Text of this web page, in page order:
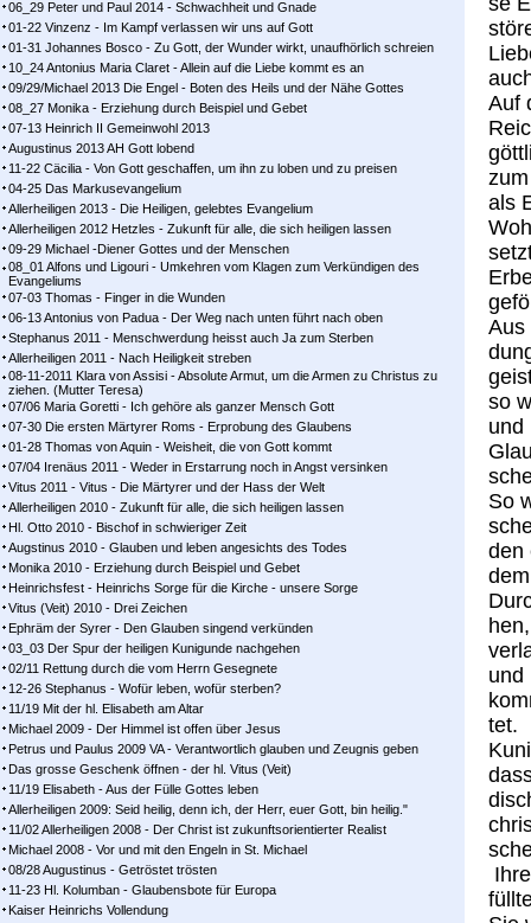
06_29 Peter und Paul 2014 - Schwachheit und Gnade
01-22 Vinzenz - Im Kampf ver­las­sen wir uns auf Gott
01-31 Johannes Bosco - Zu Gott, der Wunder wirkt, unaufhörlich schreien
10_24 Antonius Maria Claret - Allein auf die Liebe kommt es an
09/29/Michael 2013 Die Engel - Boten des Heils und der Nähe Gottes
08_27 Monika - Erziehung durch Beispiel und Gebet
07-13 Heinrich II Gemeinwohl 2013
Augustinus 2013 AH Gott lobend
11-22 Cäcilia - Von Gott geschaffen, um ihn zu loben und zu preisen
04-25 Das Markusevangelium
Allerheiligen 2013 - Die Heiligen, gelebtes Evangelium
Allerheiligen 2012 Hetzles - Zukunft für alle, die sich heiligen lassen
09-29 Michael -Diener Gottes und der Menschen
08_01 Alfons und Ligouri - Umkehren vom Klagen zum Verkündigen des
Evangeliums
07-03 Thomas - Finger in die Wunden
06-13 Antonius von Padua - Der Weg nach unten führt nach oben
Stephanus 2011 - Menschwerdung heisst auch Ja zum Sterben
Allerheiligen 2011 - Nach Heiligkeit streben
08-11-2011 Klara von Assisi - Absolute Armut, um die Armen zu Christus zu
ziehen. (Mutter Teresa)
07/06 Maria Goretti - Ich gehöre als ganzer Mensch Gott
07-30 Die ersten Märtyrer Roms - Erprobung des Glaubens
01-28 Thomas von Aquin - Weisheit, die von Gott kommt
07/04 Irenäus 2011 - Weder in Erstarrung noch in Angst versinken
Vitus 2011 - Vitus - Die Märtyrer und der Hass der Welt
Allerheiligen 2010 - Zukunft für alle, die sich heiligen lassen
Hl. Otto 2010 - Bischof in schwieriger Zeit
Augstinus 2010 - Glauben und leben angesichts des Todes
Monika 2010 - Erziehung durch Beispiel und Gebet
Heinrichsfest - Heinrichs Sorge für die Kirche - unsere Sorge
Vitus (Veit) 2010 - Drei Zeichen
Ephräm der Syrer - Den Glauben singend verkünden
03_03 Der Spur der heiligen Kunigunde nachgehen
02/11 Rettung durch die vom Herrn Gesegnete
12-26 Stephanus - Wofür leben, wofür sterben?
11/19 Mit der hl. Elisabeth am Altar
Michael 2009 - Der Himmel ist offen über Jesus
Petrus und Paulus 2009 VA - Verantwortlich glauben und Zeugnis geben
Das grosse Geschenk öffnen - der hl. Vitus (Veit)
11/19 Elisabeth - Aus der Fülle Gottes leben
Allerheiligen 2009: Seid heilig, denn ich, der Herr, euer Gott, bin heilig."
11/02 Allerheiligen 2008 - Der Christ ist zukunftsorientierter Realist
Michael 2008 - Vor und mit den Engeln in St. Michael
08/28 Augustinus - Getröstet trösten
11-23 Hl. Kolumban - Glaubensbote für Europa
Kaiser Heinrichs Vollendung
Auf
als
Aus
so
und
So
den
und
tet.